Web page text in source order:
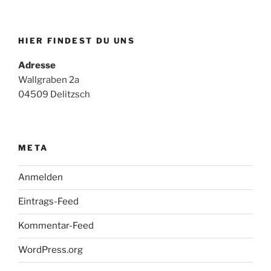
HIER FINDEST DU UNS
Adresse
Wallgraben 2a
04509 Delitzsch
META
Anmelden
Eintrags-Feed
Kommentar-Feed
WordPress.org